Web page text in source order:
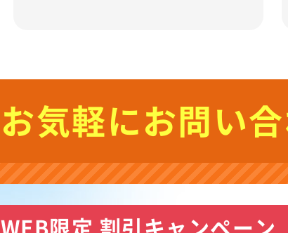
お気軽にお問い合